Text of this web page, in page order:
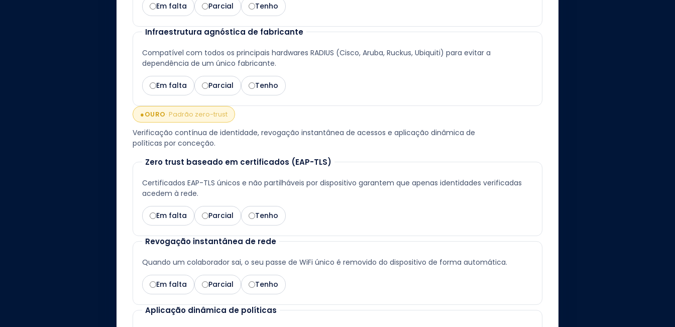
Em falta Parcial Tenho
Infraestrutura agnóstica de fabricante
Compatível com todos os principais hardwares RADIUS (Cisco, Aruba, Ruckus, Ubiquiti) para evitar a
dependência de um único fabricante.
Em falta Parcial Tenho
●OURO· Padrão zero-trust
Verificação contínua de identidade, revogação instantânea de acessos e aplicação dinâmica de
políticas por conceção.
Zero trust baseado em certificados (EAP-TLS)
Certificados EAP-TLS únicos e não partilháveis por dispositivo garantem que apenas identidades verificadas
acedem à rede.
Em falta Parcial Tenho
Revogação instantânea de rede
Quando um colaborador sai, o seu passe de WiFi único é removido do dispositivo de forma automática.
Em falta Parcial Tenho
Aplicação dinâmica de políticas